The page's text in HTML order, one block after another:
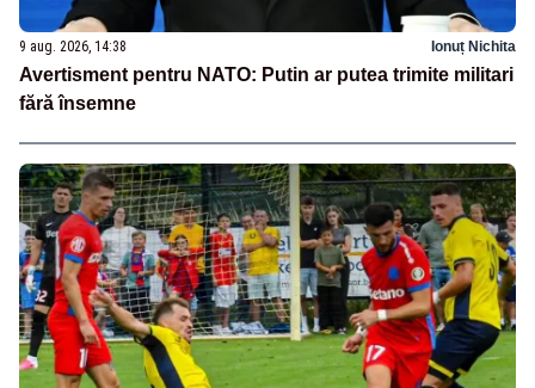
9 aug. 2026, 14:38 Ionuț Nichita
Avertisment pentru NATO: Putin ar putea trimite militari
fără însemne